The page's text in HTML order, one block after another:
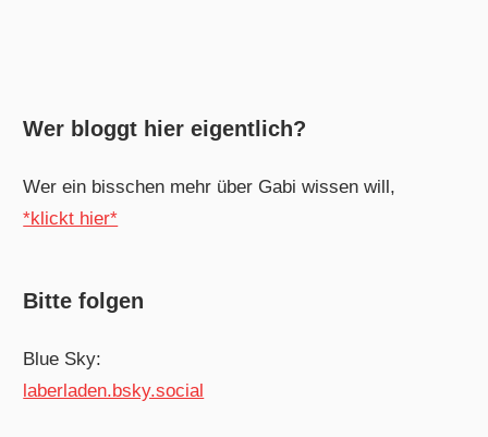
Wer bloggt hier eigentlich?
Wer ein bisschen mehr über Gabi wissen will,
*klickt hier*
Bitte folgen
Blue Sky:
laberladen.bsky.social